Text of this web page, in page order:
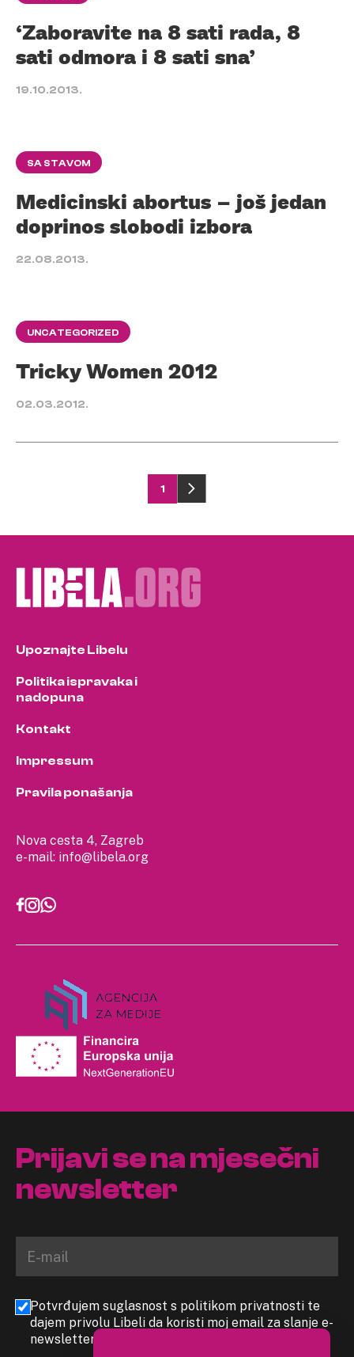
‘Zaboravite na 8 sati rada, 8
sati odmora i 8 sati sna’
19.10.2013.
SA STAVOM
Medicinski abortus – još jedan
doprinos slobodi izbora
22.08.2013.
UNCATEGORIZED
Tricky Women 2012
02.03.2012.
pagination
1
Nova cesta 4, Zagreb
e-mail: info@libela.org
Upoznajte Libelu
Politika ispravaka i
nadopuna
Kontakt
Impressum
Pravila ponašanja
Prijavi se na mjesečni
newsletter
Potvrđujem suglasnost s politikom privatnosti te
dajem privolu Libeli da koristi moj email za slanje e-
newslettera